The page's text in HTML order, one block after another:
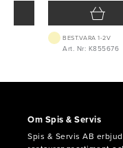
BEST.VARA 1-2V
Art. Nr: K855676
Om Spis & Servis
Spis & Servis AB